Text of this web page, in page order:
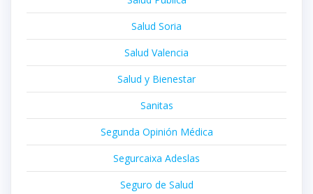
Salud Soria
Salud Valencia
Salud y Bienestar
Sanitas
Segunda Opinión Médica
Segurcaixa Adeslas
Seguro de Salud